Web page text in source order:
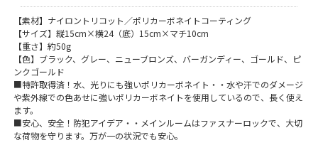
【素材】ナイロントリコット／ポリカーボネイトコーティング
【サイズ】縦15cm×横24（底）15cm×マチ10cm
【重さ】約50g
【色】ブラック、グレー、ニューブロンズ、バーガンディー、ゴールド、ピ
ンクゴールド
■特許取得済！水、光りにも強いポリカーボネイト・・水や汗でのダメージ
や紫外線での色あせに強いポリカーボネイトを使用しているので、長く使え
ます。
■安心、安全！防犯アイデア・・メインルームはファスナーロックで、大切
な荷物を守ります。万が一の状況でも安心。